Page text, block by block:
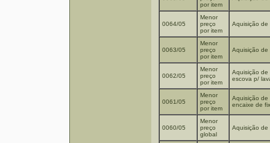
por item
0064/05
Menor
preço
por item
Aquisição de
0063/05
Menor
preço
por item
Aquisição de
0062/05
Menor
preço
por item
Aquisição de
escova p/
0061/05
Menor
preço
por item
Aquisição de
encaixe de
0060/05
Menor
preço
global
Aquisição de